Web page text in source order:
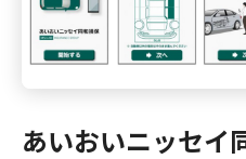
あいおいニッセイ